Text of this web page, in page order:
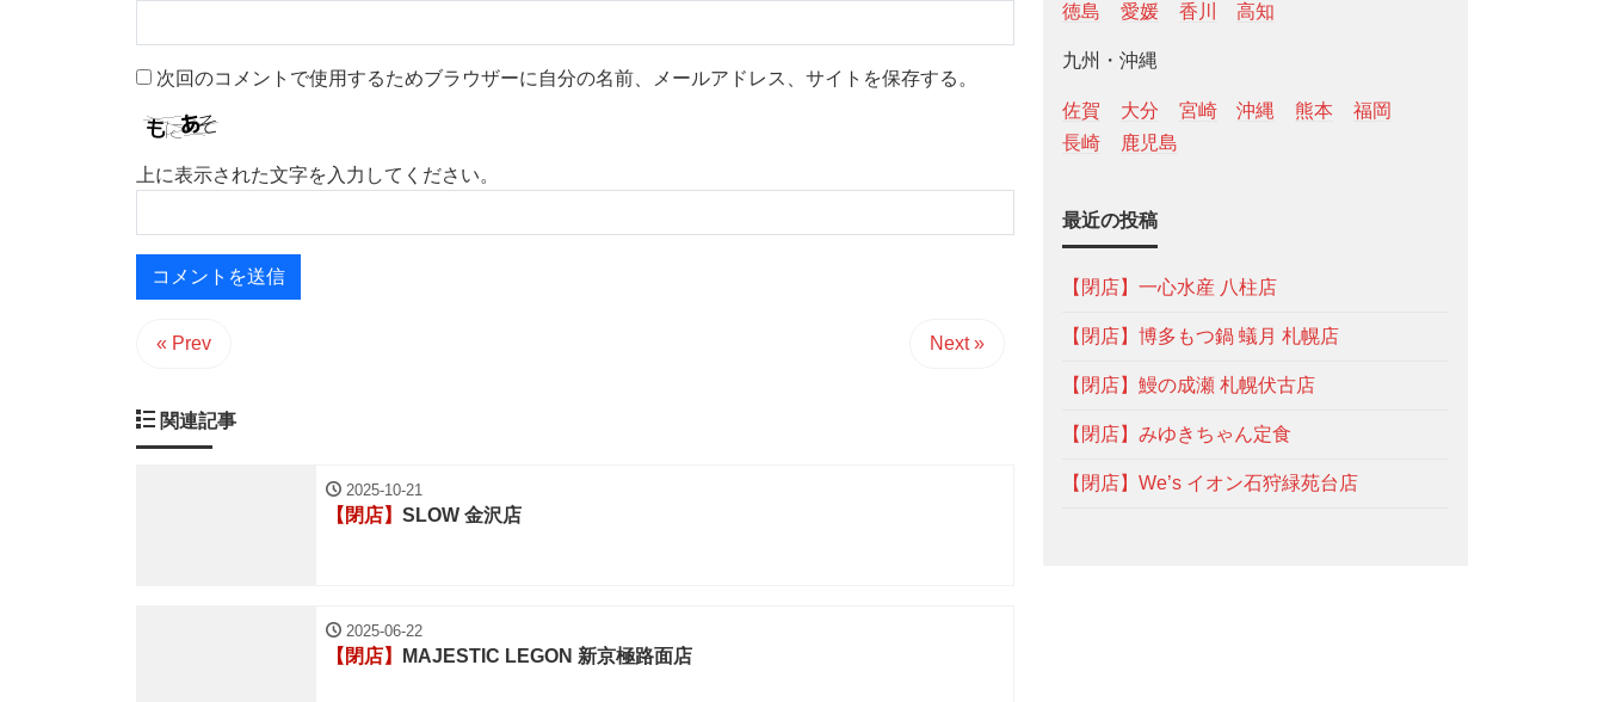
次回のコメントで使用するためブラウザーに自分の名前、メールアドレス、サイトを保存する。
上に表示された文字を入力してください。
« Prev Next »
関連記事
2025-10-21
【閉店】 SLOW 金沢店
2025-06-22
【閉店】 MAJESTIC LEGON 新京極路面店
徳島 愛媛 香川 高知
九州・沖縄
佐賀 大分 宮崎 沖縄 熊本
福岡
長崎
鹿児島
最近の投稿
【閉店】一心水産 八柱店
【閉店】博多もつ鍋 蟻月 札幌店
【閉店】鰻の成瀬 札幌伏古店
【閉店】みゆきちゃん定食
【閉店】We’s イオン石狩緑苑台店